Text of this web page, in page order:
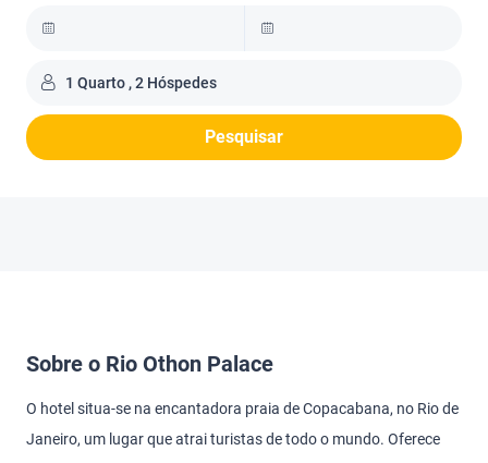
1 Quarto , 2 Hóspedes
Pesquisar
Sobre o Rio Othon Palace
O hotel situa-se na encantadora praia de Copacabana, no Rio de
Janeiro, um lugar que atrai turistas de todo o mundo. Oferece